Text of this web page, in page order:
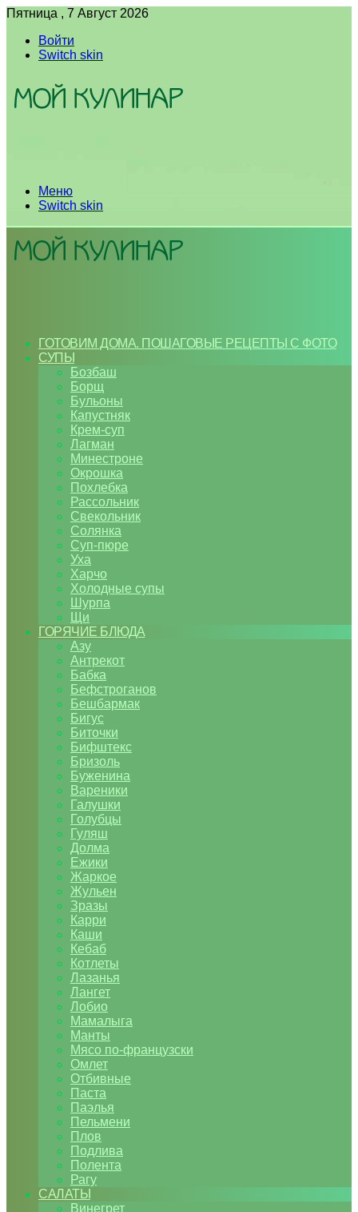
Пятница , 7 Август 2026
Войти
Switch skin
Меню
Switch skin
ГОТОВИМ ДОМА. ПОШАГОВЫЕ РЕЦЕПТЫ С ФОТО
СУПЫ
Бозбаш
Борщ
Бульоны
Капустняк
Крем-суп
Лагман
Минестроне
Окрошка
Похлебка
Рассольник
Свекольник
Солянка
Суп-пюре
Уха
Харчо
Холодные супы
Шурпа
Щи
ГОРЯЧИЕ БЛЮДА
Азу
Антрекот
Бабка
Бефстроганов
Бешбармак
Бигус
Биточки
Бифштекс
Бризоль
Буженина
Вареники
Галушки
Голубцы
Гуляш
Долма
Ежики
Жаркое
Жульен
Зразы
Карри
Каши
Кебаб
Котлеты
Лазанья
Лангет
Лобио
Мамалыга
Манты
Мясо по-французски
Омлет
Отбивные
Паста
Паэлья
Пельмени
Плов
Подлива
Полента
Рагу
САЛАТЫ
Винегрет